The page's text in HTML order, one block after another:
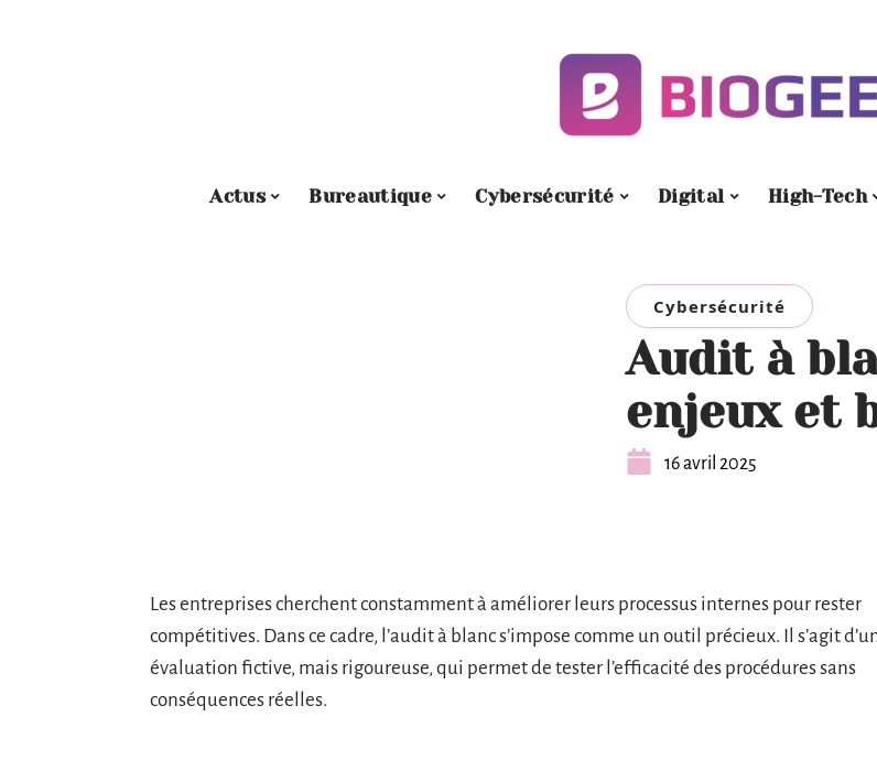
Actus Bureautique Cybersécurité Digital High-Tech
Cybersécurité
Audit à
enjeux et
16 avril 2025
Les entreprises cherchent constamment à améliorer leurs processus internes pour rester
compétitives. Dans ce cadre, l’audit à blanc s’impose comme un outil précieux. Il s’agit
évaluation fictive, mais rigoureuse, qui permet de tester l’efficacité des procédures sans
conséquences réelles.